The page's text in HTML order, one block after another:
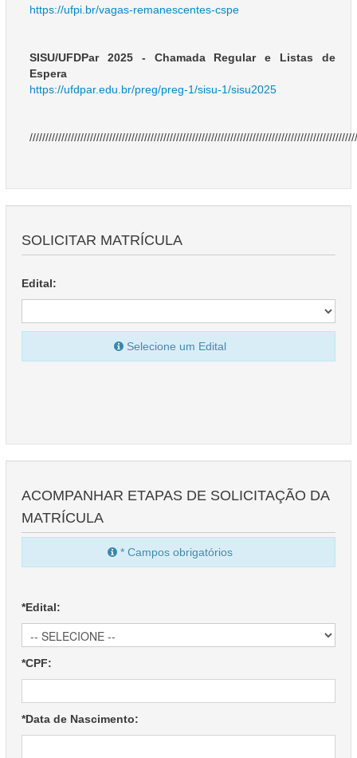
https://ufpi.br/vagas-remanescentes-cspe
SISU/UFDPar 2025 - Chamada Regular e Listas de
Espera
https://ufdpar.edu.br/preg/preg-1/sisu-1/sisu2025
///////////////////////////////////////////////////////////////////////////////////////////////////////
SOLICITAR MATRÍCULA
Edital:
Selecione um Edital
ACOMPANHAR ETAPAS DE SOLICITAÇÃO DA
MATRÍCULA
* Campos obrigatórios
*Edital:
*CPF:
*Data de Nascimento: